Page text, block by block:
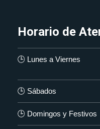
Horario de
🕒 Lunes a Viernes
🕒 Sábados
🕒 Domingos y Festivos